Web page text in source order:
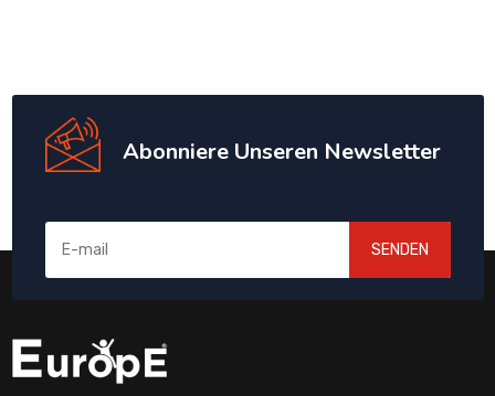
Abonniere Unseren Newsletter
SENDEN